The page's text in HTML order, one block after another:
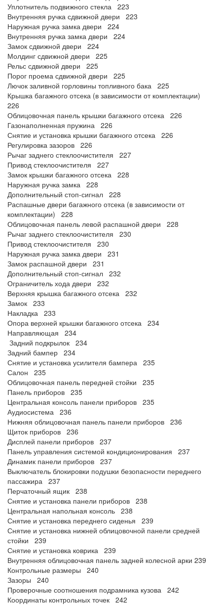
Уплотнитель подвижного стекла 223
Внутренняя ручка сдвижной двери 223
Наружная ручка замка двери 224
Внутренняя ручка замка двери 224
Замок сдвижной двери 224
Молдинг сдвижной двери 225
Рельс сдвижной двери 225
Порог проема сдвижной двери 225
Лючок заливной горловины топливного бака 225
Крышка багажного отсека (в зависимости от комплектации)
226
Облицовочная панель крышки багажного отсека 226
Газонаполненная пружина 226
Снятие и установка крышки багажного отсека 226
Регулировка зазоров 226
Рычаг заднего стеклоочистителя 227
Привод стеклоочистителя 227
Замок крышки багажного отсека 228
Наружная ручка замка 228
Дополнительный стоп-сигнал 228
Распашные двери багажного отсека (в зависимости от
комплектации) 228
Облицовочная панель левой распашной двери 228
Рычаг заднего стеклоочистителя 230
Привод стеклоочистителя 230
Наружная ручка замка двери 231
Замок распашной двери 231
Дополнительный стоп-сигнал 232
Ограничитель хода двери 232
Верхняя крышка багажного отсека 232
Замок 233
Накладка 233
Опора верхней крышки багажного отсека 234
Направляющая 234
Задний подкрылок 234
Задний бампер 234
Снятие и установка усилителя бампера 235
Салон 235
Облицовочная панель передней стойки 235
Панель приборов 235
Центральная консоль панели приборов 235
Аудиосистема 236
Нижняя облицовочная панель панели приборов 236
Щиток приборов 236
Дисплей панели приборов 237
Панель управления системой кондиционирования 237
Динамик панели приборов 237
Выключатель блокировки подушки безопасности переднего
пассажира 237
Перчаточный ящик 238
Снятие и установка панели приборов 238
Центральная напольная консоль 238
Снятие и установка переднего сиденья 239
Снятие и установка нижней облицовочной панели средней
стойки 239
Снятие и установка коврика 239
Внутренняя облицовочная панель задней колесной арки 239
Контрольные размеры 240
Зазоры 240
Проверочные соотношения подрамника кузова 242
Координаты контрольных точек 242